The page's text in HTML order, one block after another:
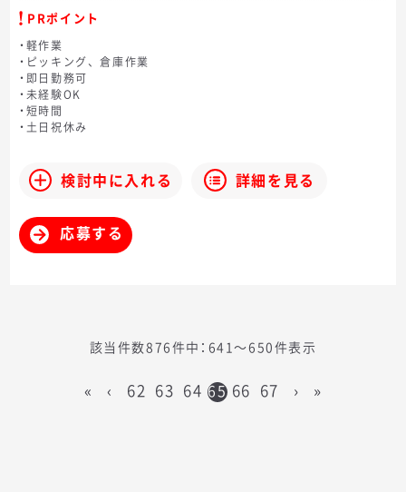
PRポイント
・軽作業
・ピッキング、倉庫作業
・即日勤務可
・未経験OK
・短時間
・土日祝休み
検討中に入れる 詳細を見る
応募する
該当件数876件中：641〜650件表示
« ‹ 62 63 64 65 66 67 › »